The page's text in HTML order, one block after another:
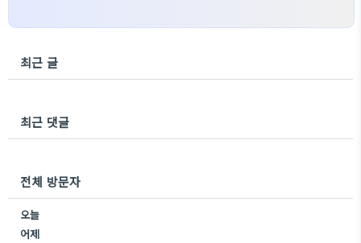
최근 글
최근 댓글
전체 방문자
오늘
어제